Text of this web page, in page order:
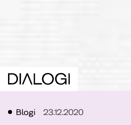
Blogi 23.12.2020